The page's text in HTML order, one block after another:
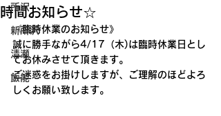
所沢
新所沢
清瀬
飯能
時間お知らせ☆
《臨時休業のお知らせ》
誠に勝手ながら4/17（木)は臨時休業日とし
てお休みさせて頂きます。
ご迷惑をお掛けしますが、ご理解のほどよろ
しくお願い致します。